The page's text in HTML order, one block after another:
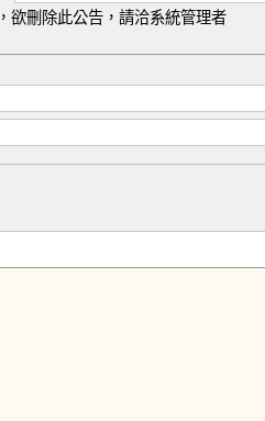
欲刪除此公告，請洽系統管理者